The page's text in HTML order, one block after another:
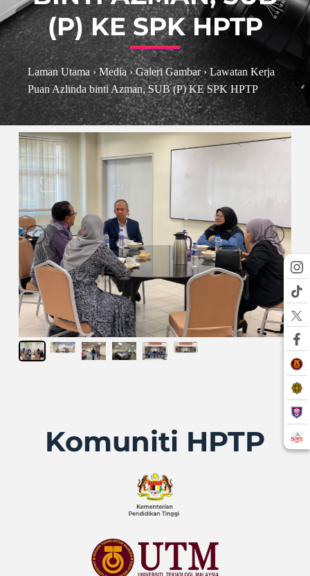
(P) KE SPK HPTP
Laman Utama ›Media›Galeri Gambar› Lawatan Kerja
Puan Azlinda binti Azman, SUB (P) KE SPK HPTP
Komuniti HPTP